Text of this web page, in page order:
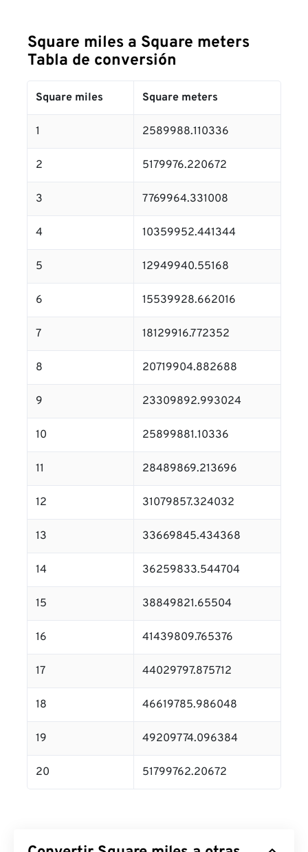
Square miles a Square meters
Tabla de conversión
Square miles Square meters
1 2589988.110336
2 5179976.220672
3 7769964.331008
4 10359952.441344
5 12949940.55168
6 15539928.662016
7 18129916.772352
8 20719904.882688
9 23309892.993024
10 25899881.10336
11 28489869.213696
12 31079857.324032
13 33669845.434368
14 36259833.544704
15 38849821.65504
16 41439809.765376
17 44029797.875712
18 46619785.986048
19 49209774.096384
20 51799762.20672